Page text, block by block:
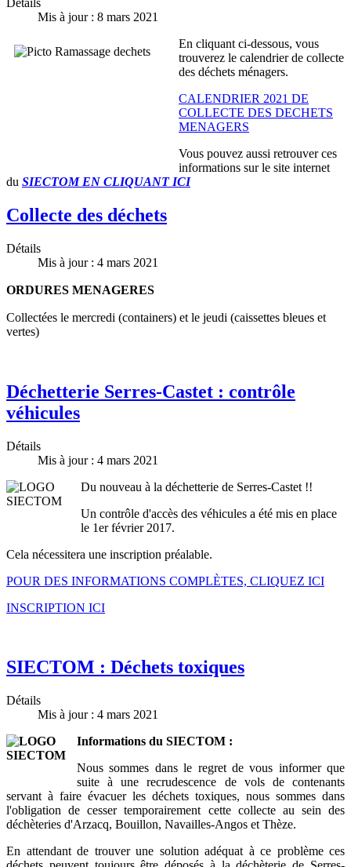
Détails
Mis à jour : 8 mars 2021
En cliquant ci-dessous, vous
trouverez le calendrier de collecte
des déchets ménagers.
CALENDRIER 2021 DE
COLLECTE DES DECHETS
MENAGERS
Vous pouvez aussi retrouver ces
informations sur le site internet
du SIECTOM EN CLIQUANT ICI
Collecte des déchets
Détails
Mis à jour : 4 mars 2021
ORDURES MENAGERES
Collectées le mercredi (containers) et le jeudi (caissettes bleues et
vertes)
Déchetterie Serres-Castet : contrôle
véhicules
Détails
Mis à jour : 4 mars 2021
Du nouveau à la déchetterie de Serres-Castet !!
Un contrôle d'accès des véhicules a été mis en place
le 1er février 2017.
Cela nécessitera une inscription préalable.
POUR DES INFORMATIONS COMPLÈTES, CLIQUEZ ICI
INSCRIPTION ICI
SIECTOM : Déchets toxiques
Détails
Mis à jour : 4 mars 2021
Informations du SIECTOM :
Nous sommes dans le regret de vous informer que
suite à une recrudescence de vols de contenants
servant à faire évacuer les déchets toxiques, nous sommes dans
l'obligation de cesser temporairement cette collecte au sein des
déchèteries d'Arzacq, Bouillon, Navailles-Angos et Thèze.
En attendant de trouver une solution adéquat à ce problème ces